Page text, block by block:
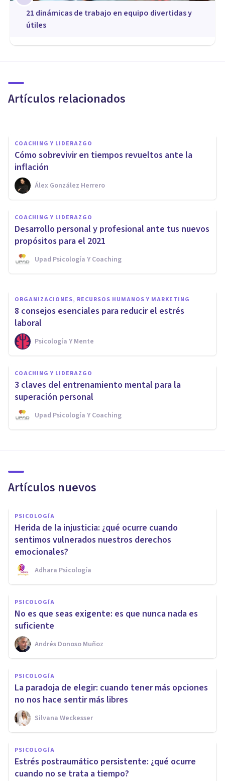
21 dinámicas de trabajo en equipo divertidas y
útiles
Artículos relacionados
¿Cómo sentirnos realizados sin
nuestras finanzas?
COACHING Y LIDERAZGO
Cómo sobrevivir en tiempos revueltos ante la
inflación
Álex González Herrero
COACHING Y LIDERAZGO
Desarrollo personal y profesional ante tus nuevos
propósitos para el 2021
Upad Psicología Y Coaching
COACHING Y LIDERAZGO
Cómo superar las creencias
limitantes para tener éxito
como emprendedor
Fastracktorefocus
ORGANIZACIONES, RECURSOS HUMANOS Y MARKETING
8 consejos esenciales para reducir el estrés
laboral
Psicología Y Mente
COACHING Y LIDERAZGO
3 claves del entrenamiento mental para la
superación personal
Upad Psicología Y Coaching
Artículos nuevos
PSICOLOGÍA
Herida de la injusticia: ¿qué ocurre cuando
sentimos vulnerados nuestros derechos
emocionales?
Adhara Psicología
PSICOLOGÍA
No es que seas exigente: es que nunca nada es
suficiente
Andrés Donoso Muñoz
PSICOLOGÍA
La paradoja de elegir: cuando tener más opciones
no nos hace sentir más libres
Silvana Weckesser
PSICOLOGÍA
Estrés postraumático persistente: ¿qué ocurre
cuando no se trata a tiempo?